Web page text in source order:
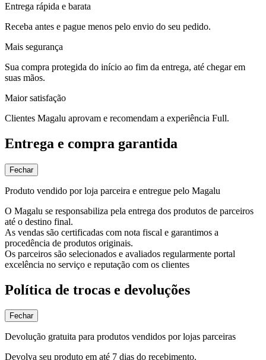
Entrega rápida e barata
Receba antes e pague menos pelo envio do seu pedido.
Mais segurança
Sua compra protegida do início ao fim da entrega, até chegar em
suas mãos.
Maior satisfação
Clientes Magalu aprovam e recomendam a experiência Full.
Entrega e compra garantida
Fechar
Produto vendido por loja parceira e entregue pelo Magalu
O Magalu se responsabiliza pela entrega dos produtos de parceiros
até o destino final.
As vendas são certificadas com nota fiscal e garantimos a
procedência de produtos originais.
Os parceiros são selecionados e avaliados regularmente portal
excelência no serviço e reputação com os clientes
Política de trocas e devoluções
Fechar
Devolução gratuita para produtos vendidos por lojas parceiras
Devolva seu produto em até 7 dias do recebimento.